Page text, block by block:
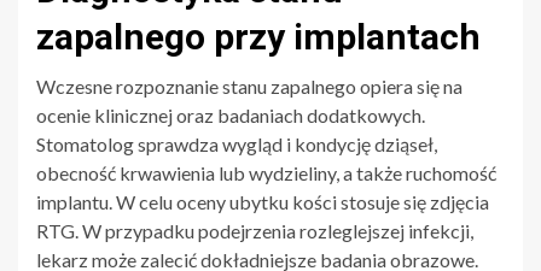
zapalnego przy implantach
Wczesne rozpoznanie stanu zapalnego opiera się na
ocenie klinicznej oraz badaniach dodatkowych.
Stomatolog sprawdza wygląd i kondycję dziąseł,
obecność krwawienia lub wydzieliny, a także ruchomość
implantu. W celu oceny ubytku kości stosuje się zdjęcia
RTG. W przypadku podejrzenia rozleglejszej infekcji,
lekarz może zalecić dokładniejsze badania obrazowe.